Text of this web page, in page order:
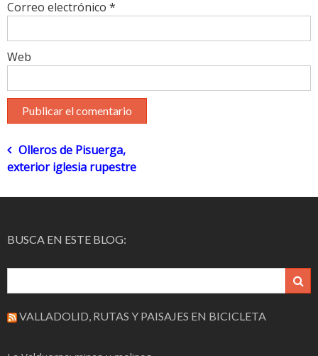
Correo electrónico *
Web
Navegación
Olleros de Pisuerga,
exterior iglesia rupestre
BUSCA EN ESTE BLOG:
VALLADOLID, RUTAS Y PAISAJES EN BICICLETA